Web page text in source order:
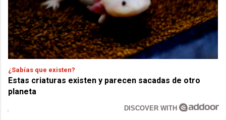
¿Sabías que existen?
Estas criaturas existen y parecen sacadas de otro
planeta
DISCOVER WITH